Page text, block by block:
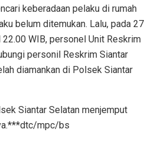
keberadaan pelaku di rumah
belum ditemukan. Lalu, pada 27
WIB, personel Unit Reskrim
personil Reskrim Siantar
diamankan di Polsek Siantar
Siantar Selatan menjemput
mpc/bs